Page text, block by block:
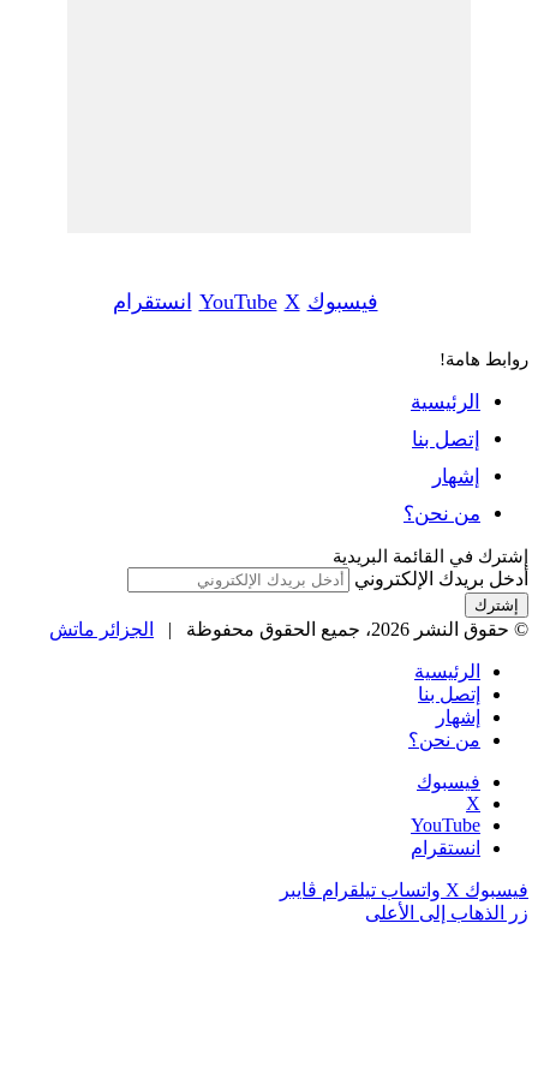
فيسبوك ‫X
‫YouTube انستقرام
هامة!
الرئيسية
إتصل بنا
إشهار
من نحن؟
في القائمة البريدية
بريدك الإلكتروني
النشر 2026، جميع الحقوق محفوظة | الجزائر ماتش
الرئيسية
إتصل بنا
إشهار
من نحن؟
فيسبوك
‫X
‫YouTube
انستقرام
‫X واتساب تيلقرام
ڤايبر
الذهاب إلى الأعلى